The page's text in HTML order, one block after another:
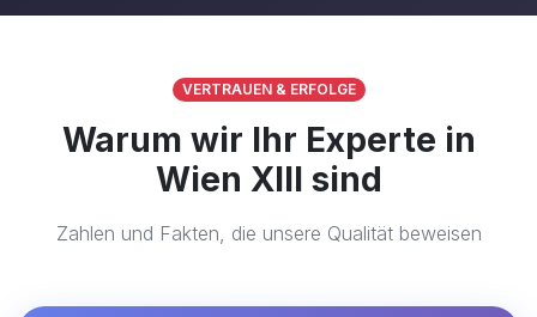
VERTRAUEN & ERFOLGE
Warum wir Ihr Experte in
Wien XIII sind
Zahlen und Fakten, die unsere Qualität beweisen